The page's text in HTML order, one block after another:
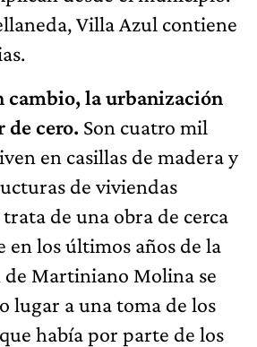
Villa Azul contiene
cambio, la urbanización
de cero. Son cuatro mil
en casillas de madera y
de viviendas
de una obra de cerca
en los últimos años de la
Martiniano Molina se
lugar a una toma de los
había por parte de los